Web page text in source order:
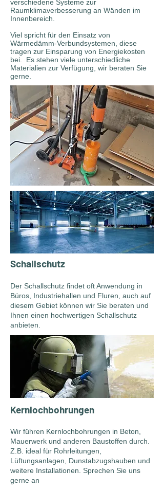
verschiedene Systeme zur
Raumklimaverbesserung an Wänden im
Innenbereich.
Viel spricht für den Einsatz von
Wärmedämm-Verbundsystemen, diese
tragen zur Einsparung von Energiekosten
bei. Es stehen viele unterschiedliche
Materialien zur Verfügung, wir beraten Sie
gerne.
Schallschutz
Der Schallschutz findet oft Anwendung in
Büros, Industriehallen und Fluren, auch auf
diesem Gebiet können wir Sie beraten und
Ihnen einen hochwertigen Schallschutz
anbieten.
Kernlochbohrungen
Wir führen Kernlochbohrungen in Beton,
Mauerwerk und anderen Baustoffen durch.
Z.B. ideal für Rohrleitungen,
Lüftungsanlagen, Dunstabzugshauben und
weitere Installationen. Sprechen Sie uns
gerne an